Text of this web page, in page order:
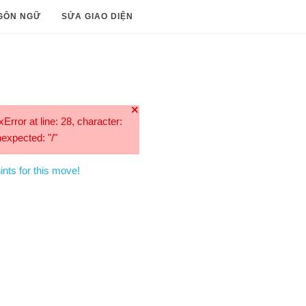
NGỮ SỬA GIAO DIỆN
🞫
at line: 28, character:
"/"
for this move!